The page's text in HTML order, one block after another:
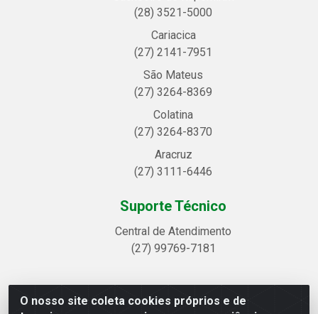
O nosso site coleta cookies próprios e de
(28) 3521-5000
Cariacica
(27) 2141-7951
São Mateus
(27) 3264-8369
Colatina
(27) 3264-8370
Aracruz
(27) 3111-6446
Suporte Técnico
Central de Atendimento
(27) 99769-7181
Linhavix Distribuidora LTDA - Avenida Alegre, 2521 -